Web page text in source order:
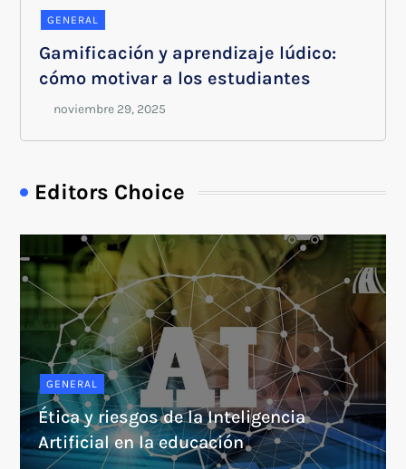
GENERAL
Gamificación y aprendizaje lúdico:
cómo motivar a los estudiantes
Editors Choice
GENERAL
Ética y riesgos de la Inteligencia
Artificial en la educación